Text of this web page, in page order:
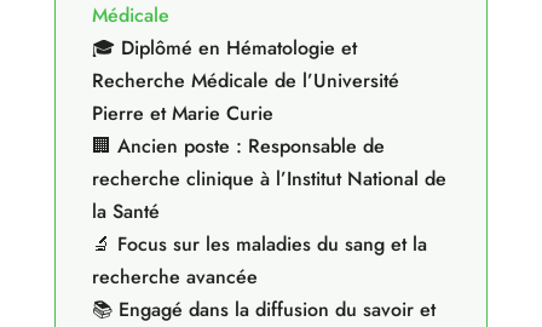
Médicale
🎓 Diplômé en Hématologie et
Recherche Médicale de l’Université
Pierre et Marie Curie
🏢 Ancien poste : Responsable de
recherche clinique à l’Institut National de
la Santé
🔬 Focus sur les maladies du sang et la
recherche avancée
📚 Engagé dans la diffusion du savoir et